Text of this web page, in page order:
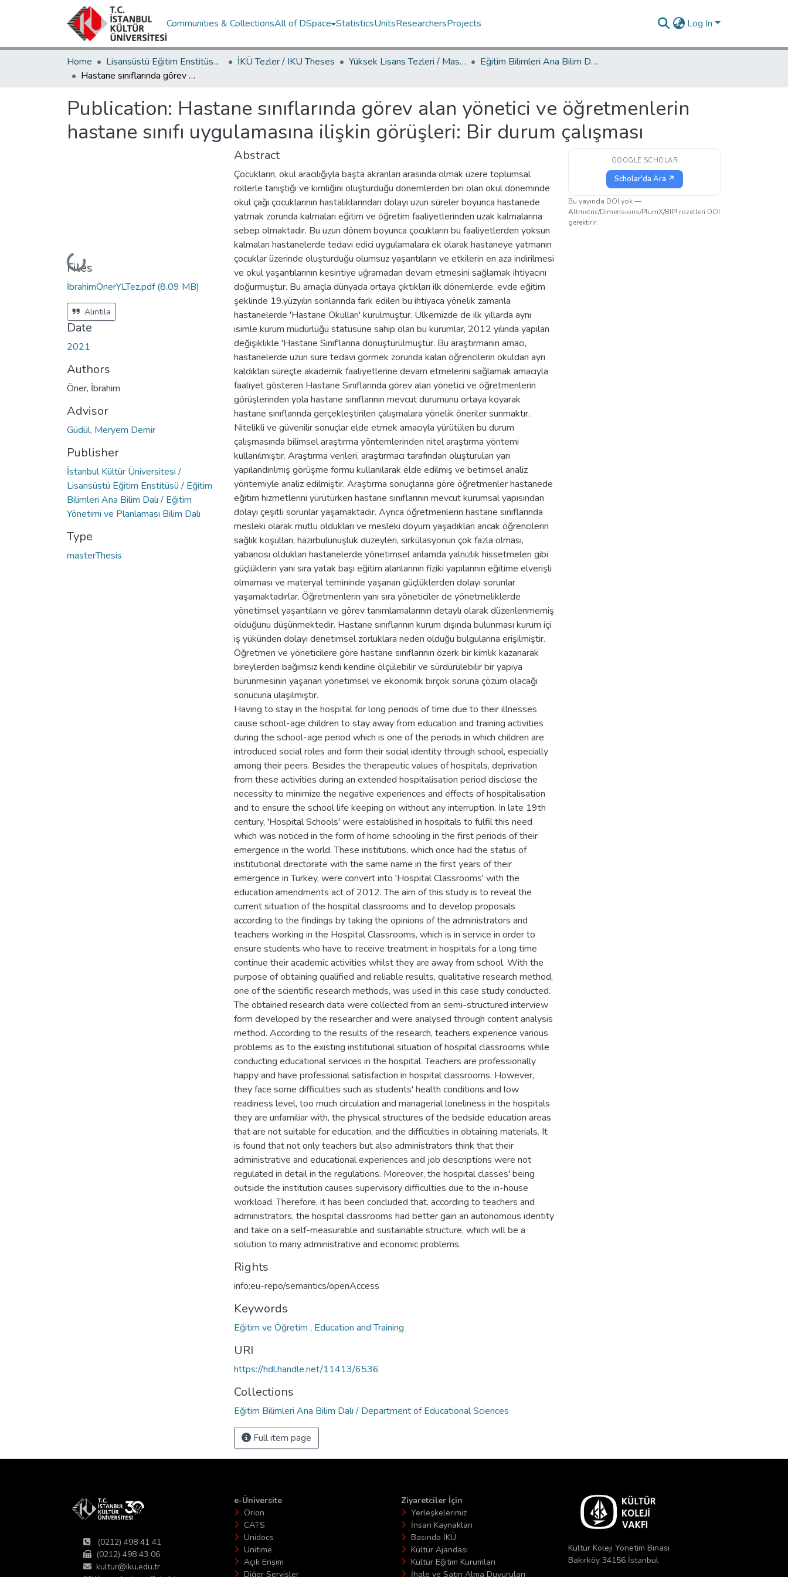
Communities & CollectionsAll of DSpace StatisticsUnitsResearchersProjects Log In
Home Lisansüstü Eğitim Enstitüsü / Postgraduate Education Institute İKÜ Tezler / IKU Theses Yüksek Lisans Tezleri / Master's Theses
Eğitim Bilimleri Ana Bilim Dalı / Department of Educational Sciences
Hastane sınıflarında görev alan yönetici ve öğretmenlerin hastane sınıfı uygulamasına ilişkin görüşleri: Bir durum çalışması
Publication: Hastane sınıflarında görev alan yönetici ve öğretmenlerin
hastane sınıfı uygulamasına ilişkin görüşleri: Bir durum çalışması
Loading...
Files
İbrahimÖnerYLTez.pdf(8.09 MB)
Alıntıla
Date
2021
Authors
Öner, İbrahim
Advisor
Güdül, Meryem Demir
Publisher
İstanbul Kültür Üniversitesi /
Lisansüstü Eğitim Enstitüsü / Eğitim
Bilimleri Ana Bilim Dalı / Eğitim
Yönetimi ve Planlaması Bilim Dalı
Type
masterThesis
Abstract
Çocukların, okul aracılığıyla başta akranları arasında olmak üzere toplumsal
rollerle tanıştığı ve kimliğini oluşturduğu dönemlerden biri olan okul döneminde
okul çağı çocuklarının hastalıklarından dolayı uzun süreler boyunca hastanede
yatmak zorunda kalmaları eğitim ve öğretim faaliyetlerinden uzak kalmalarına
sebep olmaktadır. Bu uzun dönem boyunca çocukların bu faaliyetlerden yoksun
kalmaları hastanelerde tedavi edici uygulamalara ek olarak hastaneye yatmanın
çocuklar üzerinde oluşturduğu olumsuz yaşantıların ve etkilerin en aza indirilmesi
ve okul yaşantılarının kesintiye uğramadan devam etmesini sağlamak ihtiyacını
doğurmuştur. Bu amaçla dünyada ortaya çıktıkları ilk dönemlerde, evde eğitim
şeklinde 19.yüzyılın sonlarında fark edilen bu ihtiyaca yönelik zamanla
hastanelerde 'Hastane Okulları' kurulmuştur. Ülkemizde de ilk yıllarda aynı
isimle kurum müdürlüğü statüsüne sahip olan bu kurumlar, 2012 yılında yapılan
değişiklikle 'Hastane Sınıf'larına dönüştürülmüştür. Bu araştırmanın amacı,
hastanelerde uzun süre tedavi görmek zorunda kalan öğrencilerin okuldan ayrı
kaldıkları süreçte akademik faaliyetlerine devam etmelerini sağlamak amacıyla
faaliyet gösteren Hastane Sınıflarında görev alan yönetici ve öğretmenlerin
görüşlerinden yola hastane sınıflarının mevcut durumunu ortaya koyarak
hastane sınıflarında gerçekleştirilen çalışmalara yönelik öneriler sunmaktır.
Nitelikli ve güvenilir sonuçlar elde etmek amacıyla yürütülen bu durum
çalışmasında bilimsel araştırma yöntemlerinden nitel araştırma yöntemi
kullanılmıştır. Araştırma verileri, araştırmacı tarafından oluşturulan yarı
yapılandırılmış görüşme formu kullanılarak elde edilmiş ve betimsel analiz
yöntemiyle analiz edilmiştir. Araştırma sonuçlarına göre öğretmenler hastanede
eğitim hizmetlerini yürütürken hastane sınıflarının mevcut kurumsal yapısından
dolayı çeşitli sorunlar yaşamaktadır. Ayrıca öğretmenlerin hastane sınıflarında
mesleki olarak mutlu oldukları ve mesleki doyum yaşadıkları ancak öğrencilerin
sağlık koşulları, hazırbulunuşluk düzeyleri, sirkülasyonun çok fazla olması,
yabancısı oldukları hastanelerde yönetimsel anlamda yalnızlık hissetmeleri gibi
güçlüklerin yanı sıra yatak başı eğitim alanlarının fiziki yapılarının eğitime elverişli
olmaması ve materyal temininde yaşanan güçlüklerden dolayı sorunlar
yaşamaktadırlar. Öğretmenlerin yanı sıra yöneticiler de yönetmeliklerde
yönetimsel yaşantıların ve görev tanımlamalarının detaylı olarak düzenlenmemiş
olduğunu düşünmektedir. Hastane sınıflarının kurum dışında bulunması kurum içi
iş yükünden dolayı denetimsel zorluklara neden olduğu bulgularına erişilmiştir.
Öğretmen ve yöneticilere göre hastane sınıflarının özerk bir kimlik kazanarak
bireylerden bağımsız kendi kendine ölçülebilir ve sürdürülebilir bir yapıya
bürünmesinin yaşanan yönetimsel ve ekonomik birçok soruna çözüm olacağı
sonucuna ulaşılmıştır.
Having to stay in the hospital for long periods of time due to their illnesses
cause school-age children to stay away from education and training activities
during the school-age period which is one of the periods in which children are
introduced social roles and form their social identity through school, especially
among their peers. Besides the therapeutic values of hospitals, deprivation
from these activities during an extended hospitalisation period disclose the
necessity to minimize the negative experiences and effects of hospitalisation
and to ensure the school life keeping on without any interruption. In late 19th
century, 'Hospital Schools' were established in hospitals to fulfil this need
which was noticed in the form of home schooling in the first periods of their
emergence in the world. These institutions, which once had the status of
institutional directorate with the same name in the first years of their
emergence in Turkey, were convert into 'Hospital Classrooms' with the
education amendments act of 2012. The aim of this study is to reveal the
current situation of the hospital classrooms and to develop proposals
according to the findings by taking the opinions of the administrators and
teachers working in the Hospital Classrooms, which is in service in order to
ensure students who have to receive treatment in hospitals for a long time
continue their academic activities whilst they are away from school. With the
purpose of obtaining qualified and reliable results, qualitative research method,
one of the scientific research methods, was used in this case study conducted.
The obtained research data were collected from an semi-structured interview
form developed by the researcher and were analysed through content analysis
method. According to the results of the research, teachers experience various
problems as to the existing institutional situation of hospital classrooms while
conducting educational services in the hospital. Teachers are professionally
happy and have professional satisfaction in hospital classrooms. However,
they face some difficulties such as students' health conditions and low
readiness level, too much circulation and managerial loneliness in the hospitals
they are unfamiliar with, the physical structures of the bedside education areas
that are not suitable for education, and the difficulties in obtaining materials. It
is found that not only teachers but also administrators think that their
administrative and educational experiences and job descriptions were not
regulated in detail in the regulations. Moreover, the hospital classes' being
outside the institution causes supervisory difficulties due to the in-house
workload. Therefore, it has been concluded that, according to teachers and
administrators, the hospital classrooms had better gain an autonomous identity
and take on a self-measurable and sustainable structure, which will be a
solution to many administrative and economic problems.
Rights
info:eu-repo/semantics/openAccess
Keywords
Eğitim ve Öğretim , Education and Training
URI
https://hdl.handle.net/11413/6536
Collections
Eğitim Bilimleri Ana Bilim Dalı / Department of Educational Sciences
Full item page
GOOGLE SCHOLAR
Scholar'da Ara ↗
Bu yayında DOI yok —
Altmetric/Dimensions/PlumX/BIP! rozetleri DOI
gerektirir.
(0212) 498 41 41
(0212) 498 43 06
kultur@iku.edu.tr
e-Üniversite
Orion
CATS
Unidocs
Unitime
Açık Erişim
Diğer Servisler
Ziyaretciler İçin
Yerleşkelerimiz
İnsan Kaynakları
Basında İKÜ
Kültür Ajandası
Kültür Eğitim Kurumları
İhale ve Satın Alma Duyuruları
Kültür Koleji Yönetim Binası
Bakırköy 34156 İstanbul